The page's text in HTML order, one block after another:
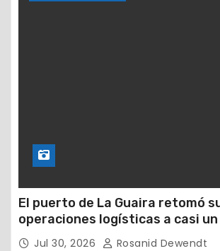
El puerto de La Guaira retomó
operaciones logísticas a casi un
devastadores terremotos
Jul 30, 2026 Rosanid Dewendt